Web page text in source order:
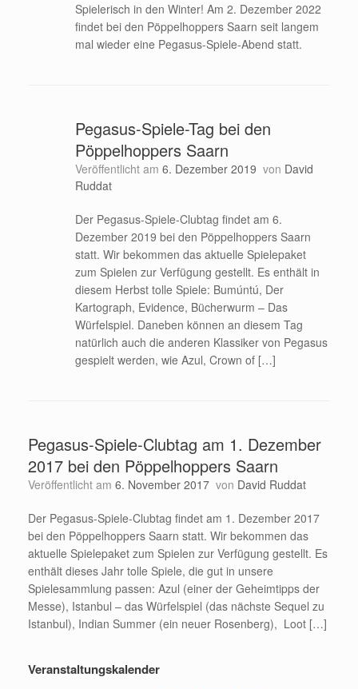
Spielerisch in den Winter! Am 2. Dezember 2022
findet bei den Pöppelhoppers Saarn seit langem
mal wieder eine Pegasus-Spiele-Abend statt.
Pegasus-Spiele-Tag bei den
Pöppelhoppers Saarn
Veröffentlicht am 6. Dezember 2019 von David
Ruddat
Der Pegasus-Spiele-Clubtag findet am 6.
Dezember 2019 bei den Pöppelhoppers Saarn
statt. Wir bekommen das aktuelle Spielepaket
zum Spielen zur Verfügung gestellt. Es enthält in
diesem Herbst tolle Spiele: Bumúntú, Der
Kartograph, Evidence, Bücherwurm – Das
Würfelspiel. Daneben können an diesem Tag
natürlich auch die anderen Klassiker von Pegasus
gespielt werden, wie Azul, Crown of […]
Pegasus-Spiele-Clubtag am 1. Dezember
2017 bei den Pöppelhoppers Saarn
Veröffentlicht am 6. November 2017 von David Ruddat
Der Pegasus-Spiele-Clubtag findet am 1. Dezember 2017
bei den Pöppelhoppers Saarn statt. Wir bekommen das
aktuelle Spielepaket zum Spielen zur Verfügung gestellt. Es
enthält dieses Jahr tolle Spiele, die gut in unsere
Spielesammlung passen: Azul (einer der Geheimtipps der
Messe), Istanbul – das Würfelspiel (das nächste Sequel zu
Istanbul), Indian Summer (ein neuer Rosenberg), Loot […]
Veranstaltungskalender